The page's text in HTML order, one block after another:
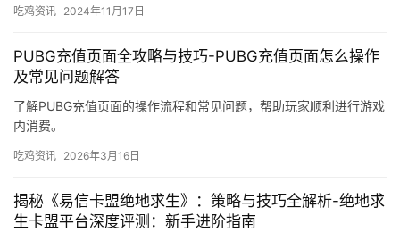
吃鸡资讯 2024年11月17日
PUBG充值页面全攻略与技巧-PUBG充值页面怎么操作
及常见问题解答
了解PUBG充值页面的操作流程和常见问题，帮助玩家顺利进行游戏
内消费。
吃鸡资讯 2026年3月16日
揭秘《易信卡盟绝地求生》：策略与技巧全解析-绝地求
生卡盟平台深度评测：新手进阶指南